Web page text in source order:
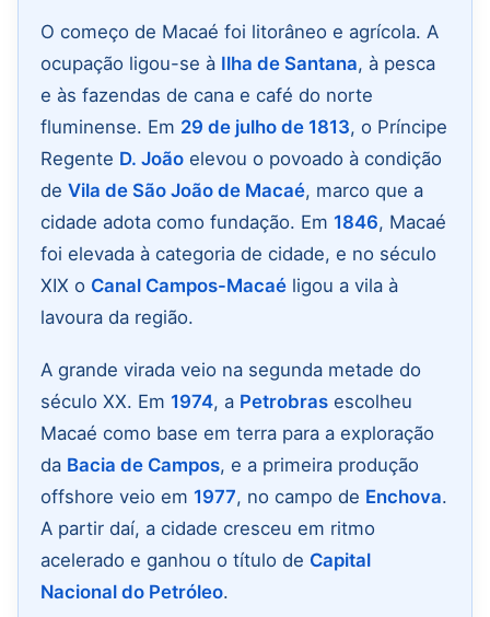
O começo de Macaé foi litorâneo e agrícola. A
ocupação ligou-se à Ilha de Santana, à pesca
e às fazendas de cana e café do norte
fluminense. Em 29 de julho de 1813, o Príncipe
Regente D. João elevou o povoado à condição
de Vila de São João de Macaé, marco que a
cidade adota como fundação. Em 1846, Macaé
foi elevada à categoria de cidade, e no século
XIX o Canal Campos-Macaé ligou a vila à
lavoura da região.
A grande virada veio na segunda metade do
século XX. Em 1974, a Petrobras escolheu
Macaé como base em terra para a exploração
da Bacia de Campos, e a primeira produção
offshore veio em 1977, no campo de Enchova.
A partir daí, a cidade cresceu em ritmo
acelerado e ganhou o título de Capital
Nacional do Petróleo.